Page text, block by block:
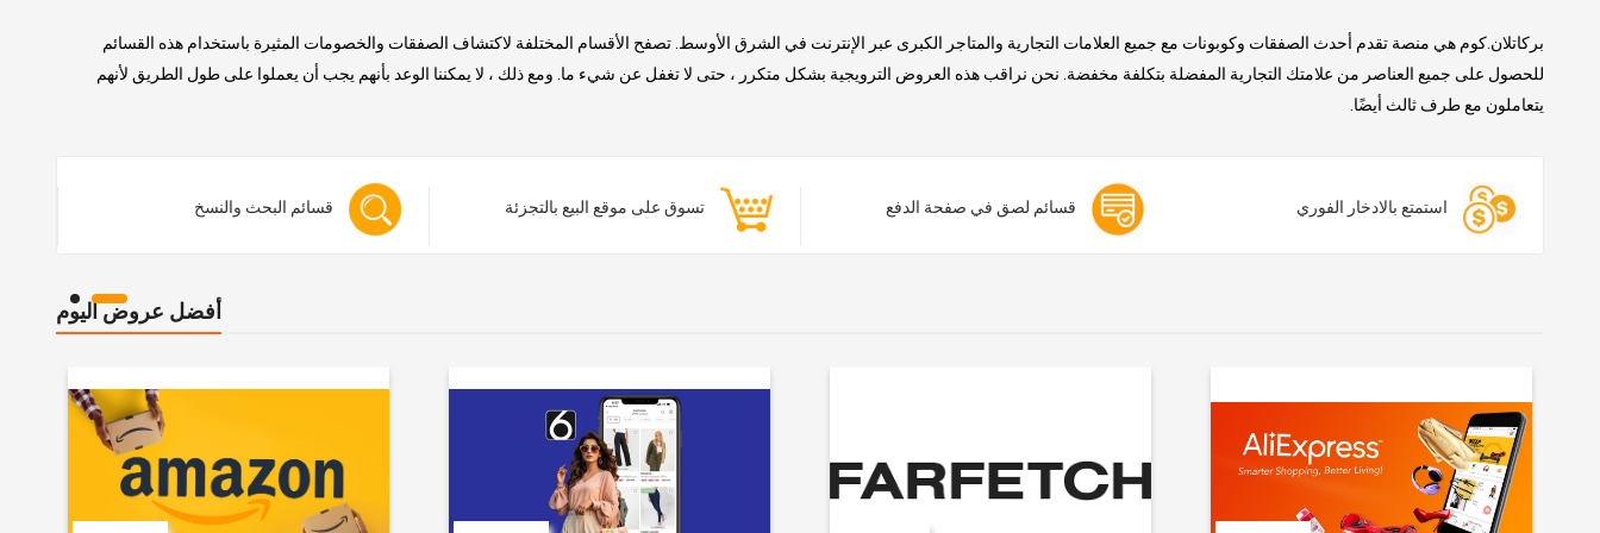
بركاتلان.كوم هي منصة تقدم أحدث الصفقات وكوبونات مع جميع العلامات التجارية والمتاجر الكبرى عبر الإنترنت في الشرق الأوسط. تصفح الأقسام المختلفة لاكتشاف الصفقات والخصومات المثيرة باستخدام هذه القسائم
للحصول على جميع العناصر من علامتك التجارية المفضلة بتكلفة مخفضة. نحن نراقب هذه العروض الترويجية بشكل متكرر ، حتى لا تغفل عن شيء ما. ومع ذلك ، لا يمكننا الوعد بأنهم يجب أن يعملوا على طول الطريق لأنهم
يتعاملون مع طرف ثالث أيضًا.
قسائم البحث والنسخ تسوق على موقع البيع بالتجزئة قسائم لصق في صفحة الدفع استمتع بالادخار الفوري
أفضل عروض اليوم